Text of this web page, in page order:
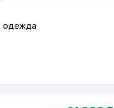
одежда